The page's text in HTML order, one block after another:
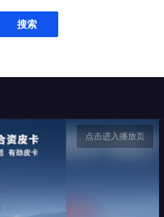
搜索
点击进入播放页